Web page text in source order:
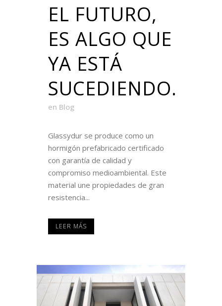
EL FUTURO,
ES ALGO QUE
YA ESTÁ
SUCEDIENDO.
en Blog
Glassydur se produce como un
hormigón prefabricado certificado
con garantía de calidad y
compromiso medioambiental. Este
material une propiedades de gran
resistencia...
LEER MÁS